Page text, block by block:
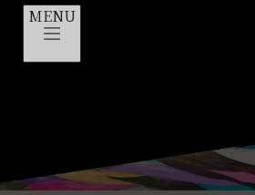
ッ
移
MENU